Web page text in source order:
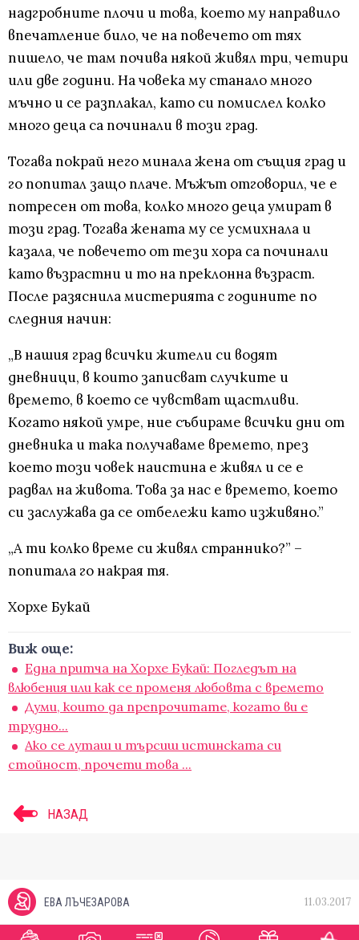
надгробните плочи и това, което му направило
впечатление било, че на повечето от тях
пишело, че там почива някой живял три, четири
или две години. На човека му станало много
мъчно и се разплакал, като си помислел колко
много деца са починали в този град.
Тогава покрай него минала жена от същия град и
го попитал защо плаче. Мъжът отговорил, че е
потресен от това, колко много деца умират в
този град. Тогава жената му се усмихнала и
казала, че повечето от тези хора са починали
като възрастни и то на преклонна възраст.
После разяснила мистерията с годините по
следния начин:
„В нашия град всички жители си водят
дневници, в които записват случките и
времето, в което се чувстват щастливи.
Когато някой умре, ние събираме всички дни от
дневника и така получаваме времето, през
което този човек наистина е живял и се е
радвал на живота. Това за нас е времето, което
си заслужава да се отбележи като изживяно.”
„А ти колко време си живял страннико?” –
попитала го накрая тя.
Хорхе Букай
Виж още:
Една притча на Хорхе Букай: Погледът на
влюбения или как се променя любовта с времето
Думи, които да препрочитате, когато ви е
трудно...
Ако се луташ и търсиш истинската си
стойност, прочети това ...
НАЗАД
ЕВА ЛЪЧЕЗАРОВА 11.03.2017